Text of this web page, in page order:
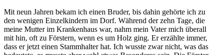
Mit neun Jahren bekam ich einen Bruder, bis dahin gehörte ich zu
den wenigen Einzelkindern im Dorf. Während der zehn Tage, die
meine Mutter im Krankenhaus war, nahm mein Vater mich überall
mit hin, oft zu Förstern, wenn es um Holz ging. Er erzählte immer,
dass er jetzt einen Stammhalter hat. Ich wusste zwar nicht, was das